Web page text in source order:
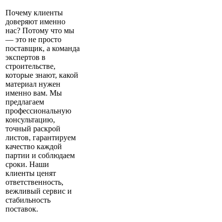
Почему клиенты
доверяют именно
нас? Потому что мы
— это не просто
поставщик, а команда
экспертов в
строительстве,
которые знают, какой
материал нужен
именно вам. Мы
предлагаем
профессиональную
консультацию,
точный раскрой
листов, гарантируем
качество каждой
партии и соблюдаем
сроки. Наши
клиенты ценят
ответственность,
вежливый сервис и
стабильность
поставок.